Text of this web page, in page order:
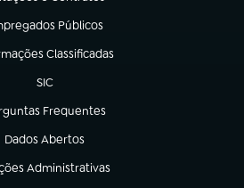
Públicos
em nova aba)
Classificadas
em nova aba)
SIC
(abre em nova aba)
Frequentes
em nova aba)
Dados Abertos
(abre em nova aba)
Administrativas
em nova aba)